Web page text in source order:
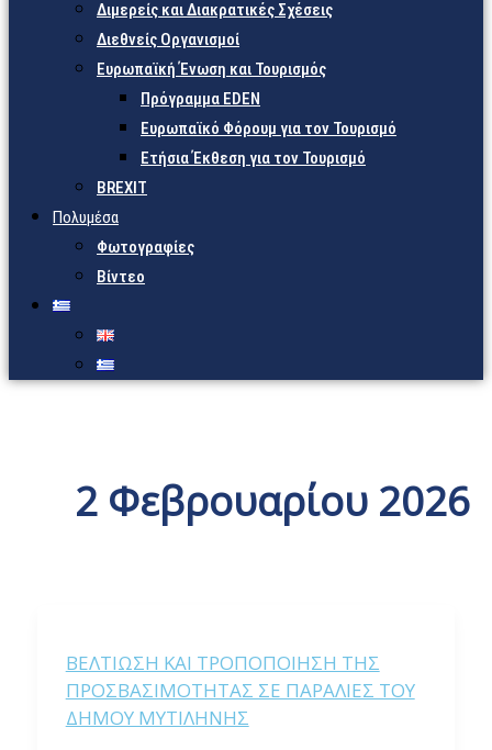
Διμερείς και Διακρατικές Σχέσεις
Διεθνείς Οργανισμοί
Ευρωπαϊκή Ένωση και Τουρισμός
Πρόγραμμα EDEN
Ευρωπαϊκό Φόρουμ για τον Τουρισμό
Ετήσια Έκθεση για τον Τουρισμό
BREXIT
Πολυμέσα
Φωτογραφίες
Βίντεο
2 Φεβρουαρίου 2026
ΒΕΛΤΙΩΣΗ ΚΑΙ ΤΡΟΠΟΠΟΙΗΣΗ ΤΗΣ
ΠΡΟΣΒΑΣΙΜΟΤΗΤΑΣ ΣΕ ΠΑΡΑΛΙΕΣ ΤΟΥ
ΔΗΜΟΥ ΜΥΤΙΛΗΝΗΣ